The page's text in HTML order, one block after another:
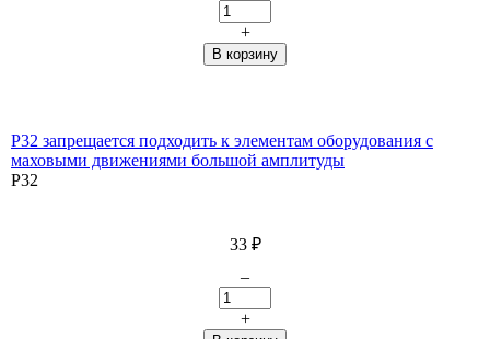
+
P32 запрещается подходить к элементам оборудования с
маховыми движениями большой амплитуды
P32
33 ₽
–
+